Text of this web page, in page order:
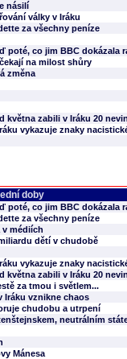
násilí
války v Iráku
za všechny peníze
poté, co jim BBC dokázala
na milost shůry
změna
května zabili v Iráku 20
vykazuje znaky
doby
poté, co jim BBC dokázala
za všechny peníze
médiích
dětí v chudobě
vykazuje znaky
května zabili v Iráku 20
za tmou i světlem...
Iráku vznikne chaos
chudobu a utrpení
neutrálním
Mánesa